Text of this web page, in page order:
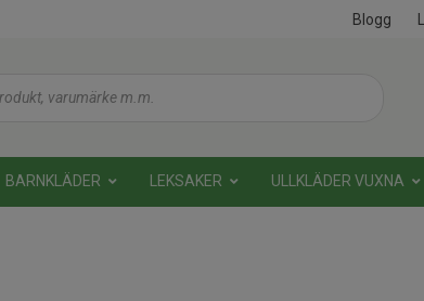
Blogg
BARNKLÄDER LEKSAKER ULLKLÄDER VUXNA